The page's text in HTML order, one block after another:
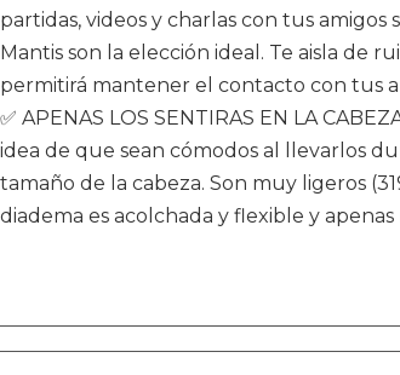
partidas, videos y charlas con tus amigos
Mantis son la elección ideal. Te aisla de
permitirá mantener el contacto con tus
✅ APENAS LOS SENTIRAS EN LA
idea de que sean cómodos al llevarlos
tamaño de la cabeza. Son muy ligeros
diadema es acolchada y flexible y apenas